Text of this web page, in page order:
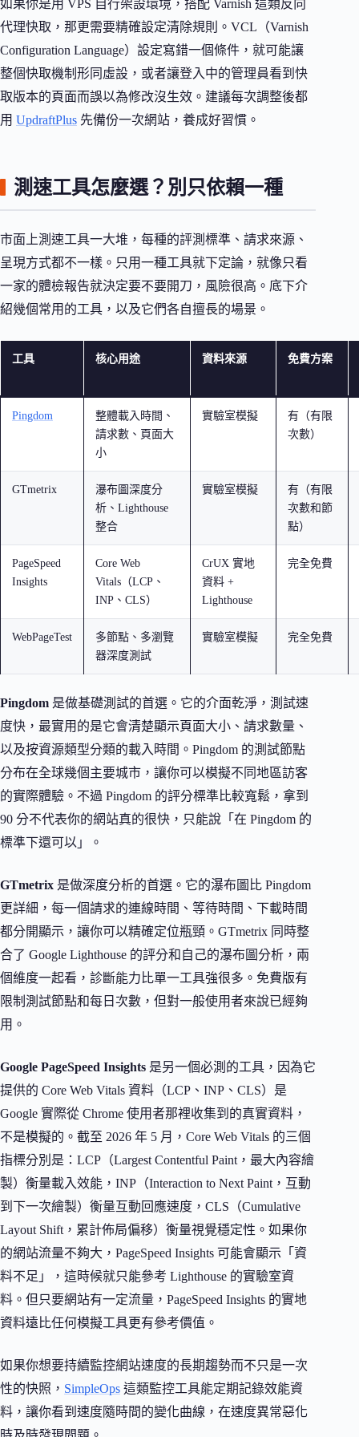
如果你是用 VPS 自行架設環境，搭配 Varnish 這類反向
代理快取，那更需要精確設定清除規則。VCL（Varnish
Configuration Language）設定寫錯一個條件，就可能讓
整個快取機制形同虛設，或者讓登入中的管理員看到快
取版本的頁面而誤以為修改沒生效。建議每次調整後都
用 UpdraftPlus 先備份一次網站，養成好習慣。
測速工具怎麼選？別只依賴一種
市面上測速工具一大堆，每種的評測標準、請求來源、
呈現方式都不一樣。只用一種工具就下定論，就像只看
一家的體檢報告就決定要不要開刀，風險很高。底下介
紹幾個常用的工具，以及它們各自擅長的場景。
工具 核心用途 資料來源 免費方案
Pingdom
整體載入時間、
請求數、頁面大
小
實驗室模擬
有（有限
次數）
GTmetrix
瀑布圖深度分
析、Lighthouse
整合
實驗室模擬
有（有限
次數和節
點）
PageSpeed
Insights
Core Web
Vitals（LCP、
INP、CLS）
CrUX 實地
資料 +
Lighthouse
完全免費
WebPageTest
多節點、多瀏覽
器深度測試
實驗室模擬 完全免費
Pingdom 是做基礎測試的首選。它的介面乾淨，測試速
度快，最實用的是它會清楚顯示頁面大小、請求數量、
以及按資源類型分類的載入時間。Pingdom 的測試節點
分布在全球幾個主要城市，讓你可以模擬不同地區訪客
的實際體驗。不過 Pingdom 的評分標準比較寬鬆，拿到
90 分不代表你的網站真的很快，只能說「在 Pingdom 的
標準下還可以」。
GTmetrix 是做深度分析的首選。它的瀑布圖比 Pingdom
更詳細，每一個請求的連線時間、等待時間、下載時間
都分開顯示，讓你可以精確定位瓶頸。GTmetrix 同時整
合了 Google Lighthouse 的評分和自己的瀑布圖分析，兩
個維度一起看，診斷能力比單一工具強很多。免費版有
限制測試節點和每日次數，但對一般使用者來說已經夠
用。
Google PageSpeed Insights 是另一個必測的工具，因為它
提供的 Core Web Vitals 資料（LCP、INP、CLS）是
Google 實際從 Chrome 使用者那裡收集到的真實資料，
不是模擬的。截至 2026 年 5 月，Core Web Vitals 的三個
指標分別是：LCP（Largest Contentful Paint，最大內容繪
製）衡量載入效能，INP（Interaction to Next Paint，互動
到下一次繪製）衡量互動回應速度，CLS（Cumulative
Layout Shift，累計佈局偏移）衡量視覺穩定性。如果你
的網站流量不夠大，PageSpeed Insights 可能會顯示「資
料不足」，這時候就只能參考 Lighthouse 的實驗室資
料。但只要網站有一定流量，PageSpeed Insights 的實地
資料遠比任何模擬工具更有參考價值。
如果你想要持續監控網站速度的長期趨勢而不只是一次
性的快照， SimpleOps 這類監控工具能定期記錄效能資
料，讓你看到速度隨時間的變化曲線，在速度異常惡化